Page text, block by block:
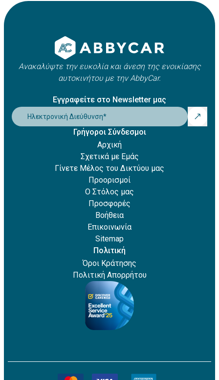
Ανακαλύψτε την ευκολία και άνεση της ενοικίασης
αυτοκινήτου με την AbbyCar.
Εγγραφείτε στο Newsletter μας
Ηλεκτρονική Διεύθυνση*
Γρήγοροι Σύνδεσμοι
Αρχική
Σχετικά με Εμάς
Γίνετε Μέλος του Δικτύου μας
Προορισμοί
Ο Στόλος μας
Προσφορές
Βοήθεια
Επικοινωνία
Sitemap
Πολιτική
Όροι Κράτησης
Πολιτική Απορρήτου